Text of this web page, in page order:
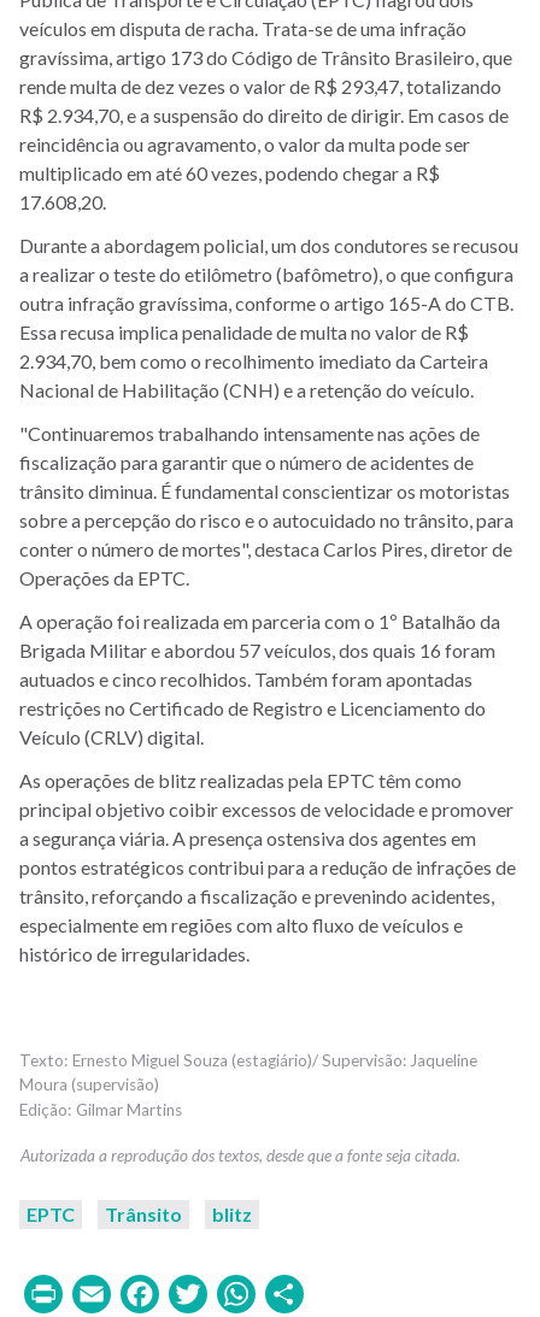
veículos em disputa de racha. Trata-se de uma infração
gravíssima, artigo 173 do Código de Trânsito Brasileiro, que
rende multa de dez vezes o valor de R$ 293,47, totalizando
R$ 2.934,70, e a suspensão do direito de dirigir. Em casos de
reincidência ou agravamento, o valor da multa pode ser
multiplicado em até 60 vezes, podendo chegar a R$
17.608,20.
Durante a abordagem policial, um dos condutores se recusou
a realizar o teste do etilômetro (bafômetro), o que configura
outra infração gravíssima, conforme o artigo 165-A do CTB.
Essa recusa implica penalidade de multa no valor de R$
2.934,70, bem como o recolhimento imediato da Carteira
Nacional de Habilitação (CNH) e a retenção do veículo.
"Continuaremos trabalhando intensamente nas ações de
fiscalização para garantir que o número de acidentes de
trânsito diminua. É fundamental conscientizar os motoristas
sobre a percepção do risco e o autocuidado no trânsito, para
conter o número de mortes", destaca Carlos Pires, diretor de
Operações da EPTC.
A operação foi realizada em parceria com o 1º Batalhão da
Brigada Militar e abordou 57 veículos, dos quais 16 foram
autuados e cinco recolhidos. Também foram apontadas
restrições no Certificado de Registro e Licenciamento do
Veículo (CRLV) digital.
As operações de blitz realizadas pela EPTC têm como
principal objetivo coibir excessos de velocidade e promover
a segurança viária. A presença ostensiva dos agentes em
pontos estratégicos contribui para a redução de infrações de
trânsito, reforçando a fiscalização e prevenindo acidentes,
especialmente em regiões com alto fluxo de veículos e
histórico de irregularidades.
Ernesto Miguel Souza (estagiário)/ Supervisão: Jaqueline
Moura (supervisão)
Gilmar Martins
EPTC Trânsito blitz
PrintEmailFacebook
TwitterWhatsApp